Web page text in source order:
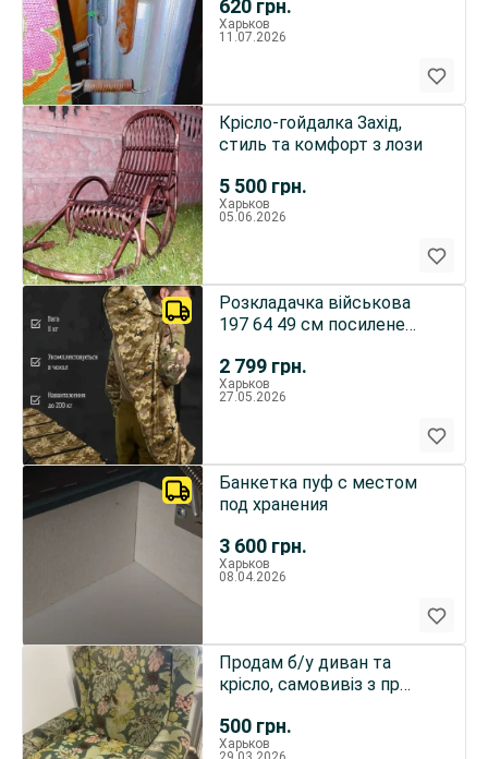
620 грн.
Харьков
11.07.2026
5 500 грн.
Крісло-гойдалка Захід,
стиль та комфорт з лози
Харьков
05.06.2026
2 799 грн.
Розкладачка військова
197 64 49 см посилене
Харьков
27.05.2026
3 600 грн.
Банкетка пуф с местом
под хранения
Харьков
08.04.2026
500 грн.
Продам б/у диван та
крісло, самовивіз з пр
Харьков